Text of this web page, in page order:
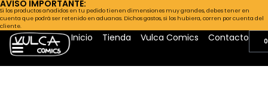
AVISO IMPORTANTE:
Si los productos añadidos en tu pedido tienen dimensiones muy grandes, debes tener en
cuenta que podrá ser retenido en aduanas. Dichos gastos, si los hubiera, corren por cuenta del
cliente.
Inicio Tienda Vulca Comics Contacto